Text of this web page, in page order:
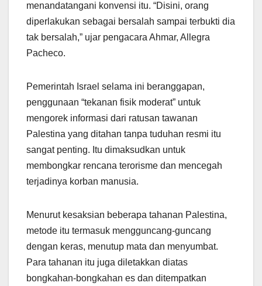
menandatangani konvensi itu. “Disini, orang
diperlakukan sebagai bersalah sampai terbukti dia
tak bersalah,” ujar pengacara Ahmar, Allegra
Pacheco.
Pemerintah Israel selama ini beranggapan,
penggunaan “tekanan fisik moderat” untuk
mengorek informasi dari ratusan tawanan
Palestina yang ditahan tanpa tuduhan resmi itu
sangat penting. Itu dimaksudkan untuk
membongkar rencana terorisme dan mencegah
terjadinya korban manusia.
Menurut kesaksian beberapa tahanan Palestina,
metode itu termasuk mengguncang-guncang
dengan keras, menutup mata dan menyumbat.
Para tahanan itu juga diletakkan diatas
bongkahan-bongkahan es dan ditempatkan